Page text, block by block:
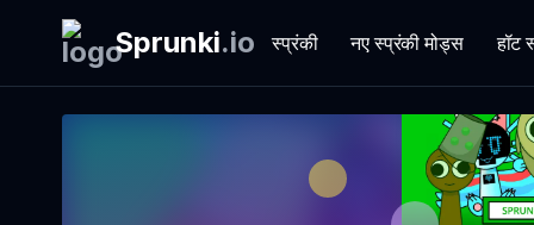
Sprunki.io स्प्रंकी नए स्प्रंकी मोड्स हॉट